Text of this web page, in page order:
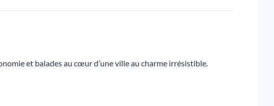
et balades au cœur d’une ville au charme irrésistible.